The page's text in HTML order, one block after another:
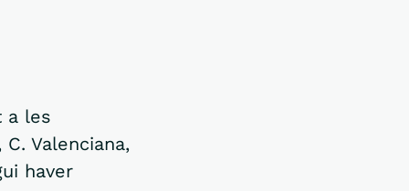
a les
Valenciana,
haver